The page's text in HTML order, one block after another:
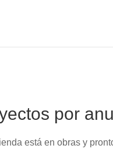
por
está en obras y